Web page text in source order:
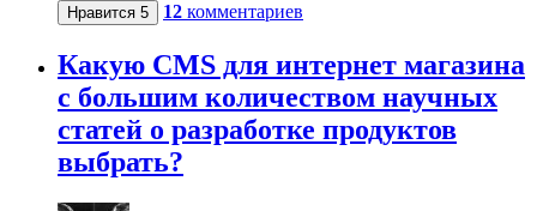
Нравится 5 12 комментариев
Какую CMS для интернет магазина
с большим количеством научных
статей о разработке продуктов
выбрать?